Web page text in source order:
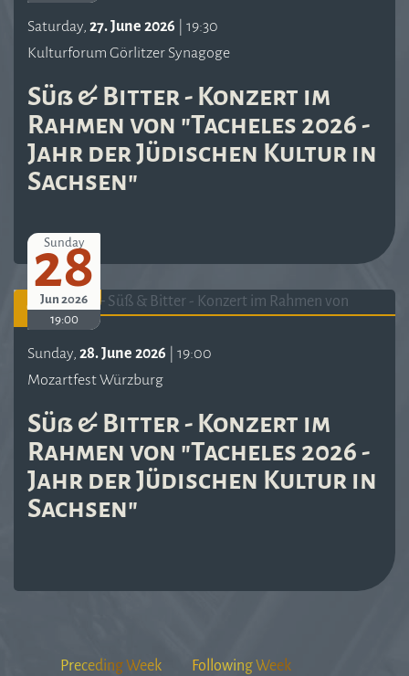
Saturday, 27. June 2026 | 19:30
Kulturforum Görlitzer Synagoge
Süß & Bitter - Konzert im
Rahmen von "Tacheles 2026 -
Jahr der Jüdischen Kultur in
Sachsen"
Concert
Sunday
28
Jun 2026
19:00
Sunday, 28. June 2026 | 19:00
Mozartfest Würzburg
Süß & Bitter - Konzert im
Rahmen von "Tacheles 2026 -
Jahr der Jüdischen Kultur in
Sachsen"
Preceding Week Following Week